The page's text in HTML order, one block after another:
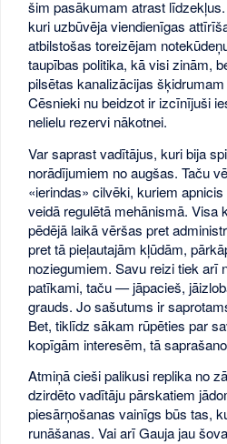
šim pasākumam atrast
kuri uzbūvēja viendienīgas
atbilstošas toreizējam
taupības politika, kā visi zinām,
pilsētas kanalizācijas
Cēsnieki nu beidzot ir izcīnījuši
nelielu rezervi nākotnei.
Var saprast vadītājus, kuri bija
norādījumiem no augšas. Taču
«ierindas» cilvēki, kuriem
veidā regulētā mehānismā. Visa
pēdējā laikā vēršas pret
pret tā pieļautajām kļūdām,
noziegumiem. Savu reizi tiek arī
patīkami, taču — jāpacieš,
grauds. Jo sašutums ir
Bet, tiklīdz sākam rūpēties par
kopīgām interesēm, tā
Atmiņā cieši palikusi replika no
dzirdēto vadītāju pārskatiem
piesārņošanas vainīgs būs tas,
runāšanas. Vai arī Gauja jau